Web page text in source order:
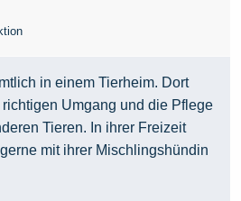
in einem Tierheim. Dort
Umgang und die Pflege
Tieren. In ihrer Freizeit
mit ihrer Mischlingshündin